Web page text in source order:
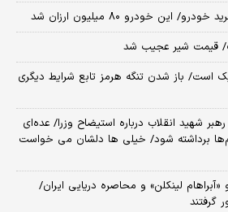
خودرو ۸۰ میلیون ارزان شد
قیمت شیر عجیب شد
است/ باز شدن تنگه هرمز تابع شرایط دیگری
شهید انقلاب درباره استیضاح وزرا/ عده‌ای
برداشته شود/ خیلی ها دلشان می خواست
«آبراهام لینکلن» و محاصره دریایی ایران/